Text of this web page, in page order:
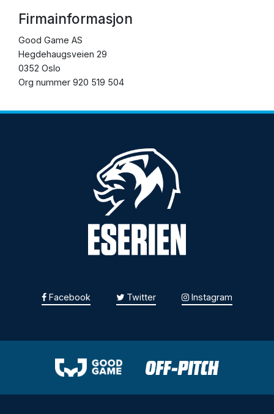
Firmainformasjon
Good Game AS
Hegdehaugsveien 29
0352 Oslo
Org nummer 920 519 504
Facebook Twitter Instagram